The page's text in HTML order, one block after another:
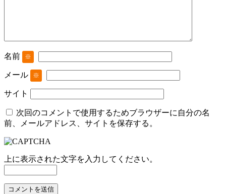
名前 ※
メール ※
サイト
次回のコメントで使用するためブラウザーに自分の名
前、メールアドレス、サイトを保存する。
上に表示された文字を入力してください。